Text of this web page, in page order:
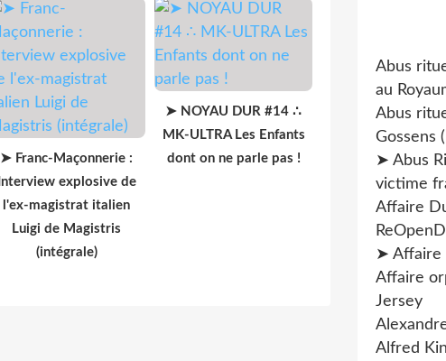
➤ Franc-Maçonnerie :
Interview explosive de
l'ex-magistrat italien
Luigi de Magistris
(intégrale)
➤ NOYAU DUR #14 ∴
MK-ULTRA Les Enfants
dont on ne parle pas !
Abus
au
Abus
Gossens
➤ Abus
victime
Affaire
➤ Affaire
Affaire
Jersey
Alfred